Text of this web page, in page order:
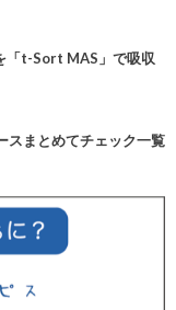
「t-Sort MAS」で吸収
スまとめてチェック一覧